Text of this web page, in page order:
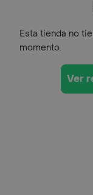
Esta tienda no
momento.
Ver